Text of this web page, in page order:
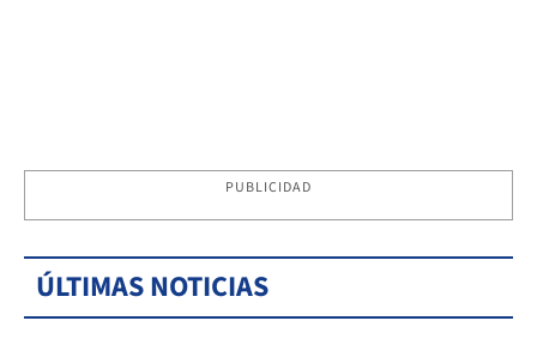
PUBLICIDAD
ÚLTIMAS NOTICIAS